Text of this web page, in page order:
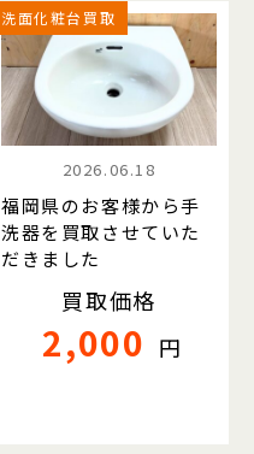
洗面化粧台買取
2026.06.18
福岡県のお客様から手
洗器を買取させていた
だきました
買取価格
2,000 円